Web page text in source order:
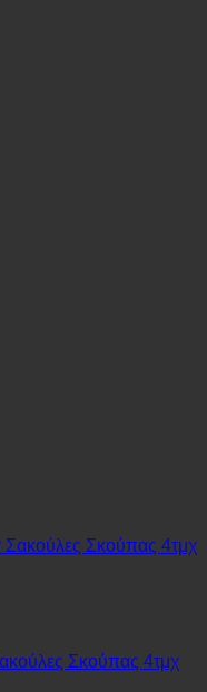
Σκούπας 4τμχ